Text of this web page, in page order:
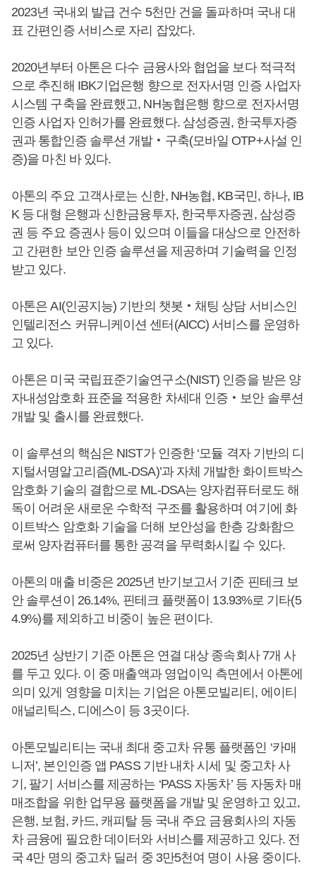
2023년 국내외 발급 건수 5천만 건을 돌파하며 국내 대
표 간편인증 서비스로 자리 잡았다.
2020년부터 아톤은 다수 금융사와 협업을 보다 적극적
으로 추진해 IBK기업은행 향으로 전자서명 인증 사업자
시스템 구축을 완료했고, NH농협은행 향으로 전자서명
인증 사업자 인허가를 완료했다. 삼성증권, 한국투자증
권과 통합인증 솔루션 개발‧구축(모바일 OTP+사설 인
증)을 마친 바 있다.
아톤의 주요 고객사로는 신한, NH농협, KB국민, 하나, IB
K 등 대형 은행과 신한금융투자, 한국투자증권, 삼성증
권 등 주요 증권사 등이 있으며 이들을 대상으로 안전하
고 간편한 보안 인증 솔루션을 제공하며 기술력을 인정
받고 있다.
아톤은 AI(인공지능) 기반의 챗봇‧채팅 상담 서비스인
인텔리전스 커뮤니케이션 센터(AICC) 서비스를 운영하
고 있다.
아톤은 미국 국립표준기술연구소(NIST) 인증을 받은 양
자내성암호화 표준을 적용한 차세대 인증‧보안 솔루션
개발 및 출시를 완료했다.
이 솔루션의 핵심은 NIST가 인증한 ‘모듈 격자 기반의 디
지털서명알고리즘(ML-DSA)’과 자체 개발한 화이트박스
암호화 기술의 결합으로 ML-DSA는 양자컴퓨터로도 해
독이 어려운 새로운 수학적 구조를 활용하며 여기에 화
이트박스 암호화 기술을 더해 보안성을 한층 강화함으
로써 양자컴퓨터를 통한 공격을 무력화시킬 수 있다.
아톤의 매출 비중은 2025년 반기보고서 기준 핀테크 보
안 솔루션이 26.14%, 핀테크 플랫폼이 13.93%로 기타(5
4.9%)를 제외하고 비중이 높은 편이다.
2025년 상반기 기준 아톤은 연결 대상 종속회사 7개 사
를 두고 있다. 이 중 매출액과 영업이익 측면에서 아톤에
의미 있게 영향을 미치는 기업은 아톤모빌리티, 에이티
애널리틱스, 디에스이 등 3곳이다.
아톤모빌리티는 국내 최대 중고차 유통 플랫폼인 ‘카매
니저’, 본인인증 앱 PASS 기반 내차 시세 및 중고차 사
기, 팔기 서비스를 제공하는 ‘PASS 자동차’ 등 자동차 매
매조합을 위한 업무용 플랫폼을 개발 및 운영하고 있고,
은행, 보험, 카드, 캐피탈 등 국내 주요 금융회사의 자동
차 금융에 필요한 데이터와 서비스를 제공하고 있다. 전
국 4만 명의 중고차 딜러 중 3만5천여 명이 사용 중이다.